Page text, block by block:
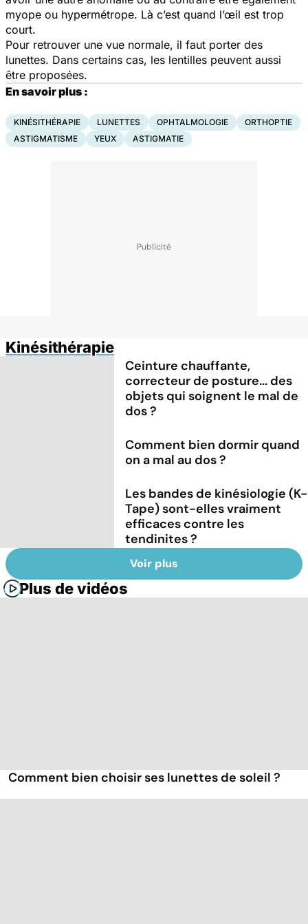
myope ou hypermétrope. Là c’est quand l’œil est trop
court.
Pour retrouver une vue normale, il faut porter des
lunettes. Dans certains cas, les lentilles peuvent aussi
être proposées.
En savoir plus :
KINÉSITHÉRAPIE LUNETTES OPHTALMOLOGIE
ORTHOPTIE
ASTIGMATISME
YEUX ASTIGMATIE
Kinésithérapie
Ceinture chauffante,
correcteur de posture... des
objets qui soignent le mal de
dos ?
Comment bien dormir quand
on a mal au dos ?
Les bandes de kinésiologie (K-
Tape) sont-elles vraiment
efficaces contre les
tendinites ?
Voir plus
Plus de vidéos
Comment bien choisir ses lunettes de soleil ?